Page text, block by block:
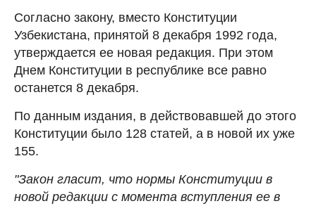
Согласно закону, вместо Конституции
Узбекистана, принятой 8 декабря 1992 года,
утверждается ее новая редакция. При этом
Днем Конституции в республике все равно
останется 8 декабря.
По данным издания, в действовавшей до этого
Конституции было 128 статей, а в новой их уже
155.
"Закон гласит, что нормы Конституции в
новой редакции с момента вступления ее в